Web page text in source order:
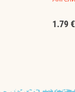
1.79 €